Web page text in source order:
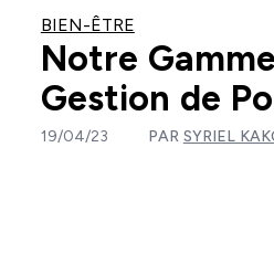
BIEN-ÊTRE
Notre
Gestion de
19/04/23 PAR SYRIEL